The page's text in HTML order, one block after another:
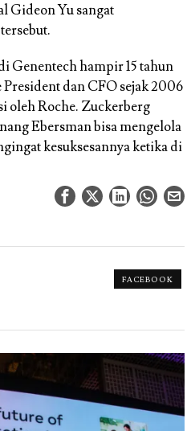
Gideon Yu sangat
Genentech hampir 15 tahun
dan CFO sejak 2006
oleh Roche. Zuckerberg
Ebersman bisa mengelola
kesuksesannya ketika di
FACEBOOK